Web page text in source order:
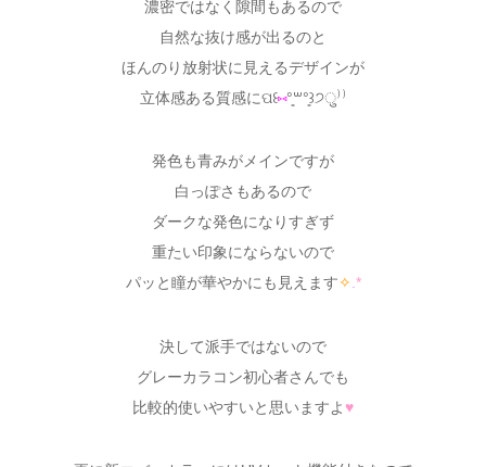
濃密ではなく隙間もあるので
自然な抜け感が出るのと
ほんのり放射状に見えるデザインが
立体感ある質感にପ꒰⑅°͈꒳°͈꒱੭ु⁾⁾
発色も青みがメインですが
白っぽさもあるので
ダークな発色になりすぎず
重たい印象にならないので
パッと瞳が華やかにも見えます✧.*
決して派手ではないので
グレーカラコン初心者さんでも
比較的使いやすいと思いますよ♥